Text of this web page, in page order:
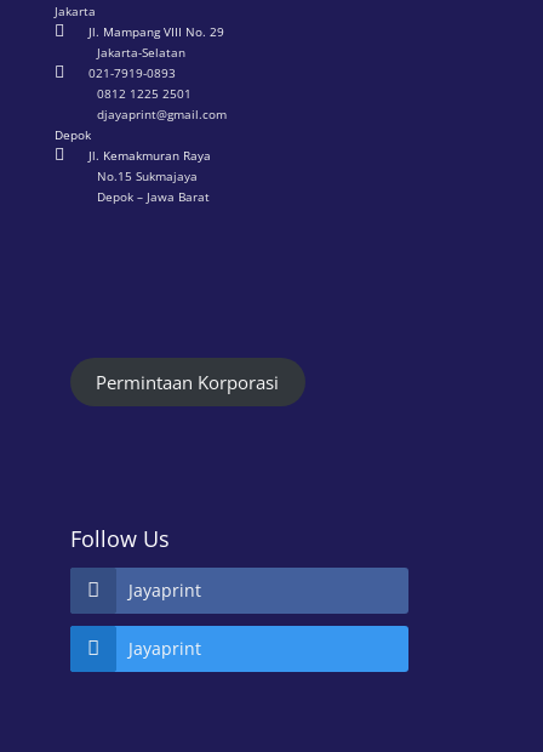
Jakarta

Jl. Mampang VIII No. 29
Jakarta-Selatan

021-7919-0893
0812 1225 2501
djayaprint@gmail.com
Depok

Jl. Kemakmuran Raya
No.15 Sukmajaya
Depok – Jawa Barat
Permintaan Korporasi
Follow Us
Jayaprint
Jayaprint